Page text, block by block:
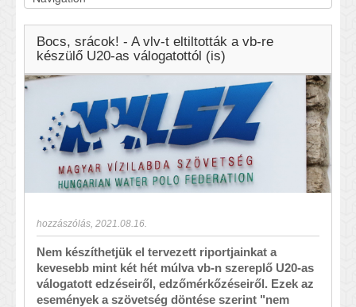
Bocs, srácok! - A vlv-t eltiltották a vb-re
készülő U20-as válogatottól (is)
hozzászólás 2021.08.16.
Nem készíthetjük el tervezett riportjainkat a
kevesebb mint két hét múlva vb-n szereplő U20-as
válogatott edzéseiről, edzőmérkőzéseiről. Ezek az
események a szövetség döntése szerint "nem